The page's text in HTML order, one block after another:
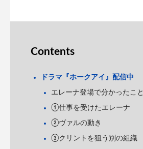
Contents
ドラマ『ホークアイ』配信中
エレーナ登場で分かったこと
①仕事を受けたエレーナ
②ヴァルの動き
③クリントを狙う別の組織